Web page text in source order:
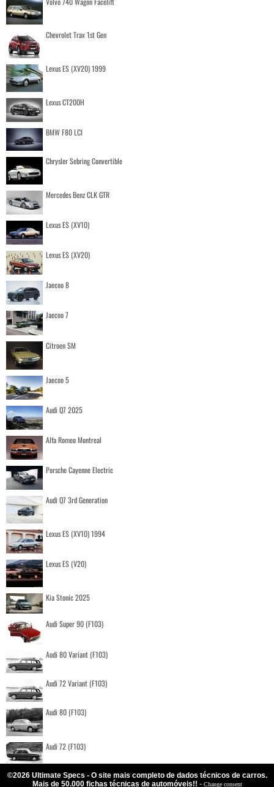
Chevrolet Trax 1st Gen
Lexus ES (XV20) 1999
Lexus CT200H
BMW F80 LCI
Chrysler Sebring Convertible
Mercedes Benz CLK GTR
Lexus ES (XV10)
Lexus ES (XV20)
Jaecoo 8
Jaecoo 7
Citroen SM
Jaecoo 5
Audi Q7 2025
Alfa Romeo Montreal
Porsche Cayenne Electric
Audi Q7 3rd Generation
Lexus ES (XV10) 1994
Lexus ES (V20)
Kia Stonic 2025
Audi Super 90 (F103)
Audi 80 Variant (F103)
Audi 72 Variant (F103)
Audi 80 (F103)
Audi 72 (F103)
©2026 Ultimate Specs - O site mais completo de dados técnicos de carros.
Mais de 50.000 fichas técnicas de automóveis!! - Change consent